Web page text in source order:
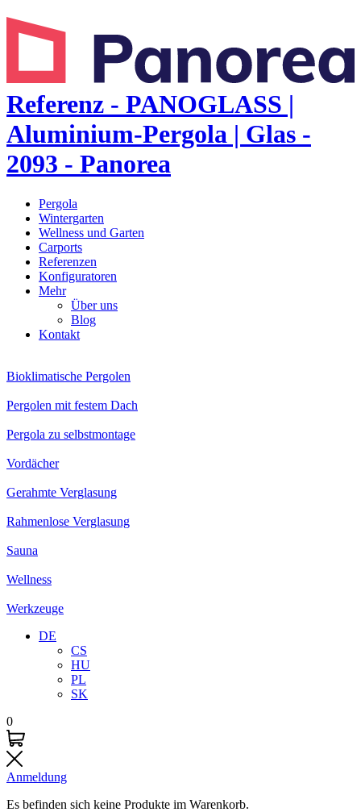
Referenz - PANOGLASS |
Aluminium-Pergola | Glas -
2093 - Panorea
Pergola
Wintergarten
Wellness und Garten
Carports
Referenzen
Konfiguratoren
Mehr
Über uns
Blog
Kontakt
Bioklimatische Pergolen
Pergolen mit festem Dach
Pergola zu selbstmontage
Vordächer
Gerahmte Verglasung
Rahmenlose Verglasung
Sauna
Wellness
Werkzeuge
DE
CS
HU
PL
SK
0
Anmeldung
Es befinden sich keine Produkte im Warenkorb.